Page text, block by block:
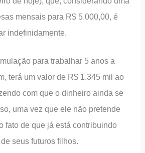
mensais para R$ 5.000,00, é
indefinidamente.
para trabalhar 5 anos a
terá um valor de R$ 1.345 mil ao
com que o dinheiro ainda se
uma vez que ele não pretende
fato de que já está contribuindo
seus futuros filhos.